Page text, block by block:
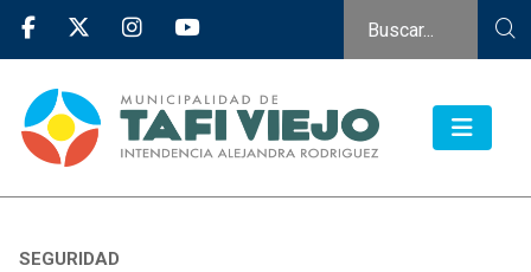
SEGURIDAD